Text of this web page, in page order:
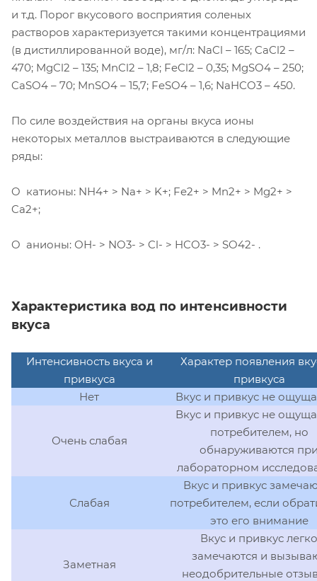
и т.д. Порог вкусового восприятия соленых
растворов характеризуется такими концентрациями
(в дистиллированной воде), мг/л: NaCl – 165; CaCl2 –
470; MgCl2 – 135; MnCl2 – 1,8; FeCl2 – 0,35; MgSO4 – 250;
CaSO4 – 70; MnSO4 – 15,7; FeSO4 – 1,6; NaHCO3 – 450.
По силе воздействия на органы вкуса ионы
некоторых металлов выстраиваются в следующие
ряды:
O катионы: NH4+ > Na+ > K+; Fe2+ > Mn2+ > Mg2+ >
Ca2+;
O анионы: ОН- > NO3- > Cl- > HCO3- > SO42- .
Характеристика вод по интенсивности
вкуса
Интенсивность вкуса и
привкуса
Характер появления
привкуса
Нет
Вкус и привкус не
Очень слабая
Вкус и привкус не
потребителем, но
обнаруживаются
лабораторном
Слабая
Вкус и привкус
потребителем, если
это его внимание
Заметная
Вкус и привкус легко
замечаются и
неодобрительные